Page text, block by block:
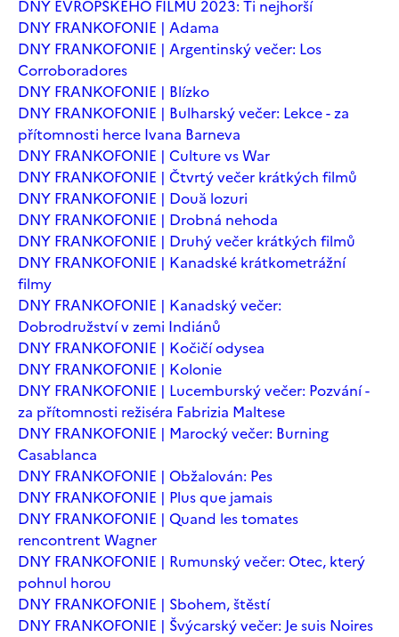
DNY EVROPSKÉHO FILMU 2023: Ti nejhorší
DNY FRANKOFONIE | Adama
DNY FRANKOFONIE | Argentinský večer: Los
Corroboradores
DNY FRANKOFONIE | Blízko
DNY FRANKOFONIE | Bulharský večer: Lekce - za
přítomnosti herce Ivana Barneva
DNY FRANKOFONIE | Culture vs War
DNY FRANKOFONIE | Čtvrtý večer krátkých filmů
DNY FRANKOFONIE | Două lozuri
DNY FRANKOFONIE | Drobná nehoda
DNY FRANKOFONIE | Druhý večer krátkých filmů
DNY FRANKOFONIE | Kanadské krátkometrážní
filmy
DNY FRANKOFONIE | Kanadský večer:
Dobrodružství v zemi Indiánů
DNY FRANKOFONIE | Kočičí odysea
DNY FRANKOFONIE | Kolonie
DNY FRANKOFONIE | Lucemburský večer: Pozvání -
za přítomnosti režiséra Fabrizia Maltese
DNY FRANKOFONIE | Marocký večer: Burning
Casablanca
DNY FRANKOFONIE | Obžalován: Pes
DNY FRANKOFONIE | Plus que jamais
DNY FRANKOFONIE | Quand les tomates
rencontrent Wagner
DNY FRANKOFONIE | Rumunský večer: Otec, který
pohnul horou
DNY FRANKOFONIE | Sbohem, štěstí
DNY FRANKOFONIE | Švýcarský večer: Je suis Noires